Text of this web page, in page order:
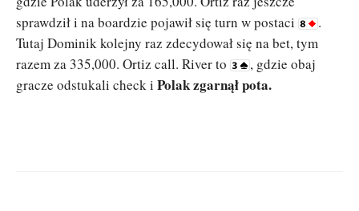
sprawdził i na boardzie pojawił się turn w postaci
.
Tutaj Dominik kolejny raz zdecydował się na bet, tym
razem za 335,000. Ortiz call. River to
, gdzie obaj
gracze odstukali check i Polak zgarnął pota.